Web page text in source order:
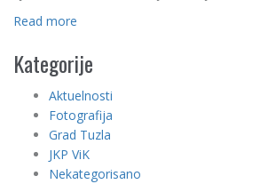
Read more
Kategorije
Aktuelnosti
Fotografija
Grad Tuzla
JKP ViK
Nekategorisano